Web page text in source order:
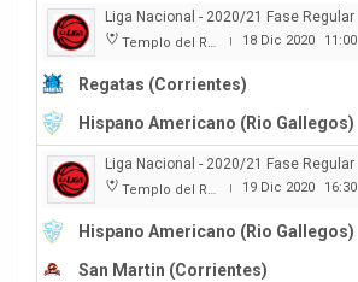
Liga Nacional - 2020/21 Fase Regular
Templo del Rock | 18 Dic 2020 11:00
Regatas (Corrientes)
Hispano Americano (Rio Gallegos)
Liga Nacional - 2020/21 Fase Regular
Templo del Rock | 19 Dic 2020 16:30
Hispano Americano (Rio Gallegos)
San Martin (Corrientes)